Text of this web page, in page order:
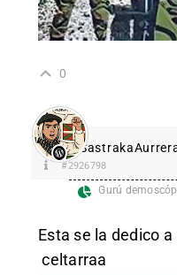
0
#2926798
Gurú
Esta se la dedico
celtarraa